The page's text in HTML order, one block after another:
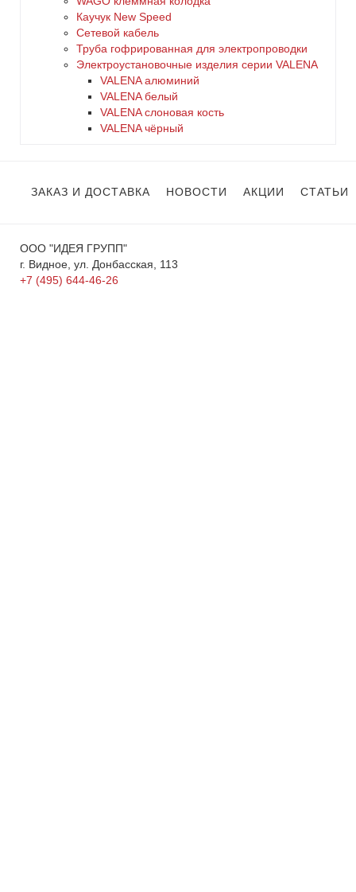
Каучук New Speed
Сетевой кабель
Труба гофрированная для электропроводки
Электроустановочные изделия серии VALENA
VALENA алюминий
VALENA белый
VALENA слоновая кость
VALENA чёрный
ЗАКАЗ И ДОСТАВКА НОВОСТИ АКЦИИ СТАТЬИ
ООО "ИДЕЯ ГРУПП"
г. Видное, ул. Донбасская, 113
+7 (495) 644-46-26